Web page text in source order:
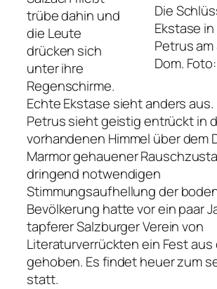
Die
Ekstase
Petrus
Dom.
trübe dahin und
die Leute
drücken sich
unter ihre
Regenschirme.
Echte Ekstase sieht anders aus.
Petrus sieht geistig entrückt in
vorhandenen Himmel über dem
Marmor gehauener
dringend notwendigen
Stimmungsaufhellung der
Bevölkerung hatte vor ein paar
tapferer Salzburger Verein von
Literaturverrückten ein Fest aus
gehoben. Es findet heuer zum
statt.